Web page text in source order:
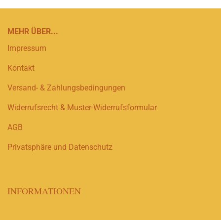
MEHR ÜBER...
Impressum
Kontakt
Versand- & Zahlungsbedingungen
Widerrufsrecht & Muster-Widerrufsformular
AGB
Privatsphäre und Datenschutz
INFORMATIONEN